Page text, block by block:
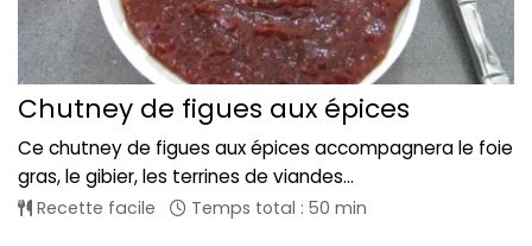
Chutney de figues aux épices
Ce chutney de figues aux épices accompagnera le foie
gras, le gibier, les terrines de viandes...
Recette facile Temps total : 50 min